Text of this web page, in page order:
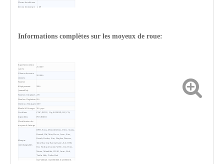
Classes de tolérance
de trou de montage
≤ h9
≤ 3,2 µm
Informations complètes sur les moyeux de roue:
Superficie (mètres
carrés)
25 000+
Volume des ventes
(tonnes)
20 000+
Nombre
d'équipements
(ensembles)
200+
Nombre d'employés 270
Nombre d'ingénieurs 50+
Clients (à l'étranger)
100+
Marché à l'étranger
30+ pays
Certificats
disponibles
COC; PVOC; Ciq; SONCAP; BV; CO;
POUR MOI
Classification des
moyeux de freinage
Marques
interchangeables
BPW, Fuwa, Mercedes Benz, Volvo, Scania,
Renault, Daf, Man, Howo, Iveco, Sino,
Kaessb, Kessler, Sisu, Neoplan, Daewoo,
Tatra Maz Liaz Karosa Ikarus, Saf, DHS,
Ror, Fruehauf, Gunite, Webb , Kic, Hino,
Nissan, Mitsubishi, FOSO, Isuzu, York,
Trailer Hub, Trailor Hub
0327280140, 0327280860, 0327280100,